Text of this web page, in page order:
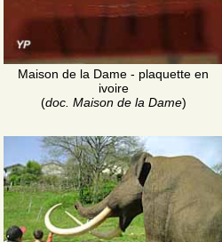
Maison de la Dame - plaquette en
ivoire
(doc. Maison de la Dame)